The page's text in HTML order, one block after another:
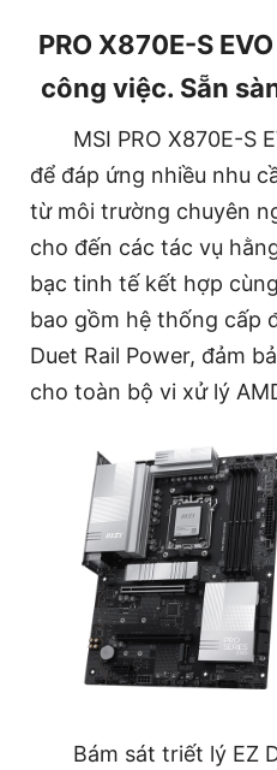
PRO X870E-S
công việc. Sẵn
MSI PRO X870E-S
để đáp ứng nhiều nhu
từ môi trường chuyên
cho đến các tác vụ
bạc tinh tế kết hợp
bao gồm hệ thống cấp
Duet Rail Power, đảm
cho toàn bộ vi xử lý
Bám sát triết lý EZ